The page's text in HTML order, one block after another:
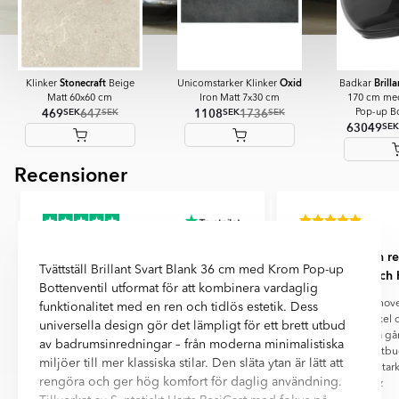
Klinker StonecraftBeige
Matt 60x60 cm
469SEK647SEK
Unicomstarker Klinker Oxid
Iron Matt 7x30 cm
1108SEK1736SEK
Badkar
170 cm
Pop-up
63049SEK
ItemRecensioner
Peter M
Bra service trevligt bemötande.
Rekommenderas.
Tomasz Józiewicz
Vi flyttar och
ofta
Vi flyttar och
har beställt kakel
Ceramic flera
service, stort
produkterna!
Tvättställ Brillant Svart Blank 36 cm med Krom Pop-up
Bottenventil utformat för att kombinera vardaglig
funktionalitet med en ren och tidlös estetik. Dess
universella design gör det lämpligt för ett brett utbud
av badrumsinredningar – från moderna minimalistiska
miljöer till mer klassiska stilar. Den släta ytan är lätt att
rengöra och ger hög komfort för daglig användning.